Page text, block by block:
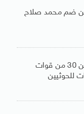
ضم محمد صلاح
مصادر: مقتل ما لا يقل عن 30 من قوات
للحوثيين